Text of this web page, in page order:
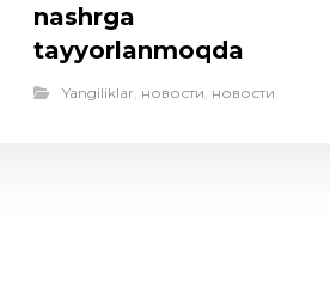
nashrga
tayyorlanmoqda
Yangiliklar новости новости